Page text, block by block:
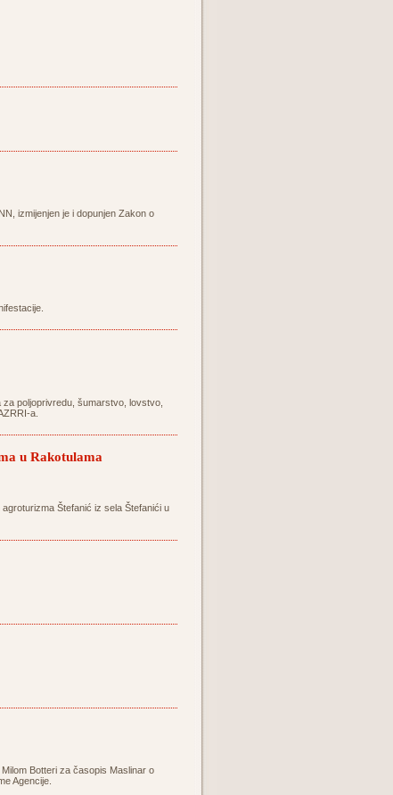
izmijenjen je i dopunjen Zakon o
poljoprivredu, šumarstvo, lovstvo,
a.
u Rakotulama
Štefanić iz sela Štefanići u
Botteri za časopis Maslinar o
Agencije.